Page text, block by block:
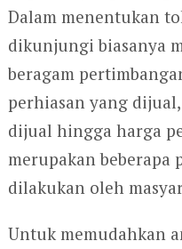
Dalam menentukan
dikunjungi biasanya
beragam
perhiasan yang
dijual hingga harga
merupakan beberapa
dilakukan oleh
Untuk memudahkan